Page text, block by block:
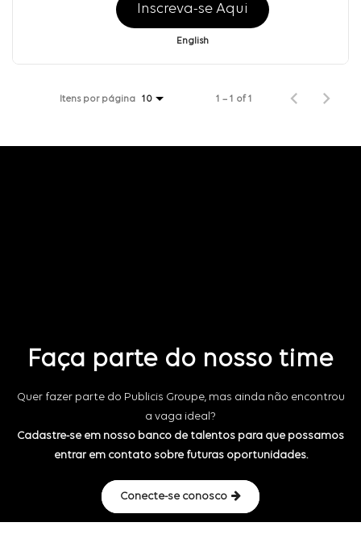
Inscreva-se Aqui
English
Itens por página 10 1 – 1 of 1
Faça parte do nosso time
Quer fazer parte do Publicis Groupe, mas ainda não encontrou
a vaga ideal?
Cadastre-se em nosso banco de talentos para que possamos
entrar em contato sobre futuras oportunidades.
Conecte-se conosco